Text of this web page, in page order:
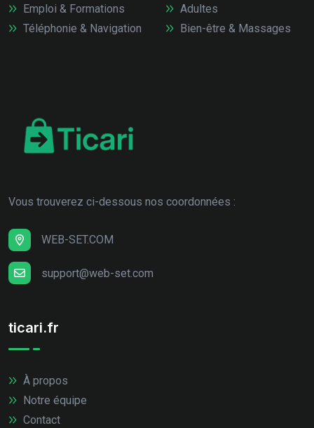
Emploi & Formations
Téléphonie & Navigation
Adultes
Bien-être & Massages
Vous trouverez ci-dessous nos coordonnées :
WEB-SET.COM
support@web-set.com
ticari.fr
À propos
Notre équipe
Contact